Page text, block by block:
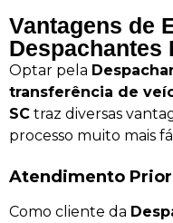
Vantagens de
Despachantes
Optar pela
transferência de
SC traz diversas
processo muito mais
Atendimento
Como cliente da